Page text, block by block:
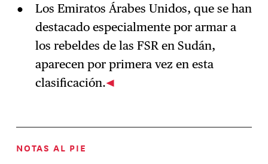
Los Emiratos Árabes Unidos, que se han
destacado especialmente por armar a
los rebeldes de las FSR en Sudán,
aparecen por primera vez en esta
clasificación.
NOTAS AL PIE